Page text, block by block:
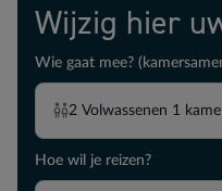
Wijzig hier
Wie gaat mee?
2 Volwassenen 1
Hoe wil je reizen?